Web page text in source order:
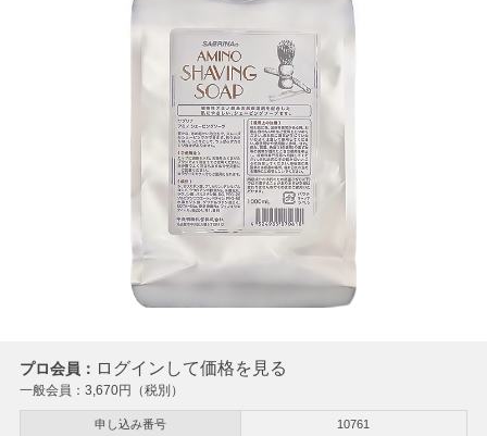
プロ会員： ログインして価格を見る
一般会員： 3,670円（税別）
申し込み番号 10761